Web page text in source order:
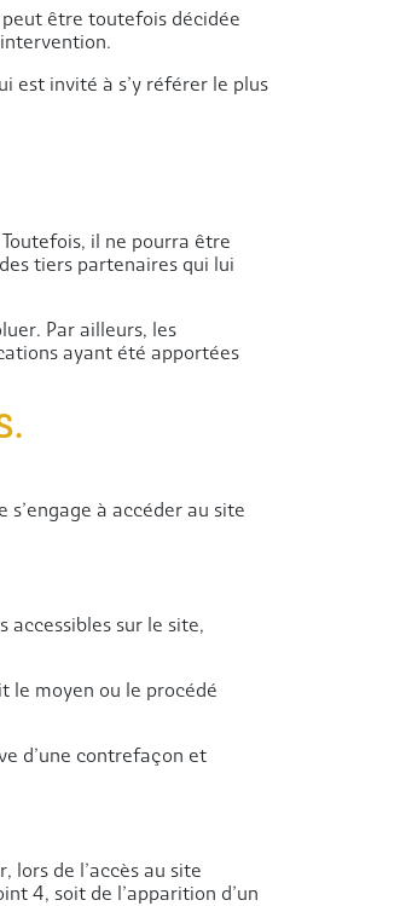
être toutefois décidée
est invité à s’y référer le plus
il ne pourra être
tiers partenaires qui lui
Par ailleurs, les
ayant été apportées
à accéder au site
accessibles sur le site,
le moyen ou le procédé
d’une contrefaçon et
lors de l’accès au site
4, soit de l’apparition d’un